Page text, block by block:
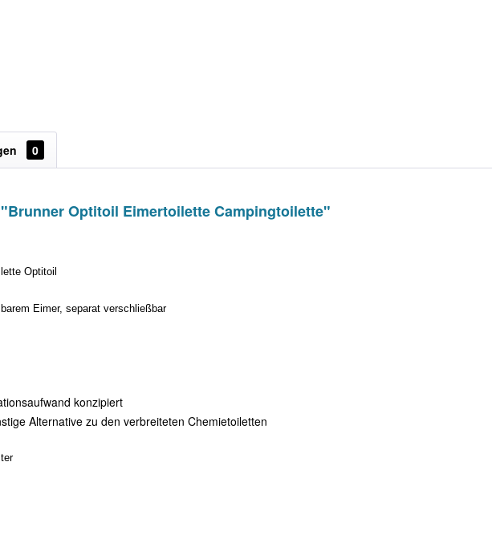
0
Optitoil Eimertoilette Campingtoilette"
Optitoil
Eimer, separat verschließbar
konzipiert
Alternative zu den verbreiteten Chemietoiletten